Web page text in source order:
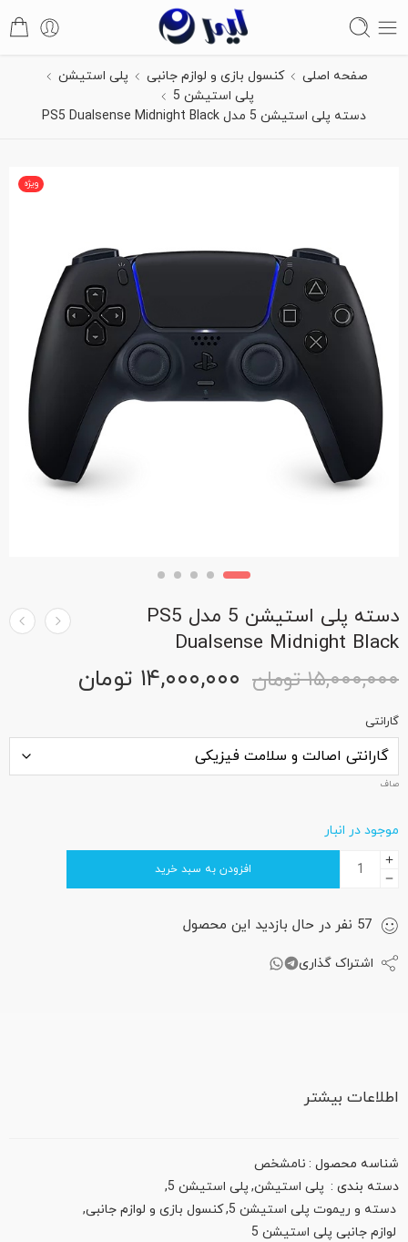
صفحه اصلی کنسول بازی و لوازم جانبی
پلی استیشن
پلی استیشن 5
دسته پلی استیشن 5 مدل PS5 Dualsense Midnight Black
ویژه
دسته پلی استیشن 5 مدل PS5
Dualsense Midnight Black
۱۵,۰۰۰,۰۰۰ تومان ۱۴,۰۰۰,۰۰۰ تومان
گارانتی
صاف
موجود در انبار
افزودن به سبد خرید
57 نفر در حال بازدید این محصول
اشتراک گذاری
اطلاعات بیشتر
شناسه محصول : نامشخص
دسته بندی : پلی استیشن, پلی استیشن 5
,
دسته و ریموت پلی استیشن 5
,کنسول بازی و لوازم جانبی,
لوازم جانبی پلی استیشن 5